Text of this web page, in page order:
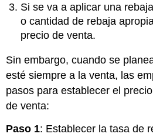
Si se va a aplicar una
o cantidad de rebaja
precio de venta.
Sin embargo, cuando se
esté siempre a la venta, las
pasos para establecer el
de venta:
Paso 1: Establecer la tasa de